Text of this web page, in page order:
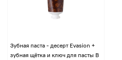
Зубная паста - десерт Evasion +
зубная щётка и ключ для пасты В